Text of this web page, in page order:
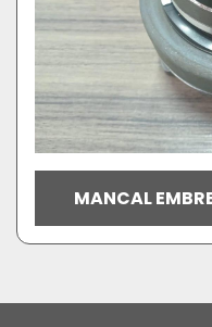
MANCAL